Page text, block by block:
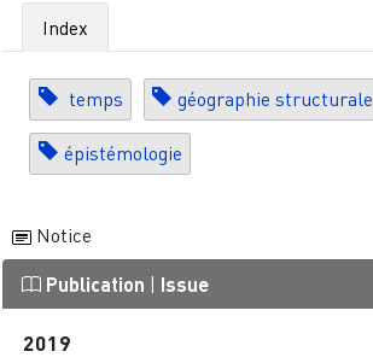
Index
temps géographie structurale
épistémologie
Notice
Publication Issue
2019